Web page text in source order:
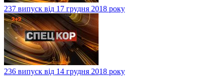
237 випуск від 17 грудня 2018 року
236 випуск від 14 грудня 2018 року